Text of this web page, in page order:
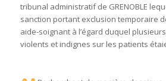
tribunal administratif de GRENOBLE
sanction portant exclusion temporaire
aide-soignant à l’égard duquel
violents et indignes sur les patients